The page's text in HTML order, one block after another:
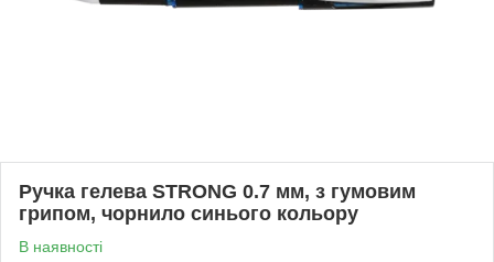
Ручка гелева STRONG 0.7 мм, з гумовим
грипом, чорнило синього кольору
В наявності